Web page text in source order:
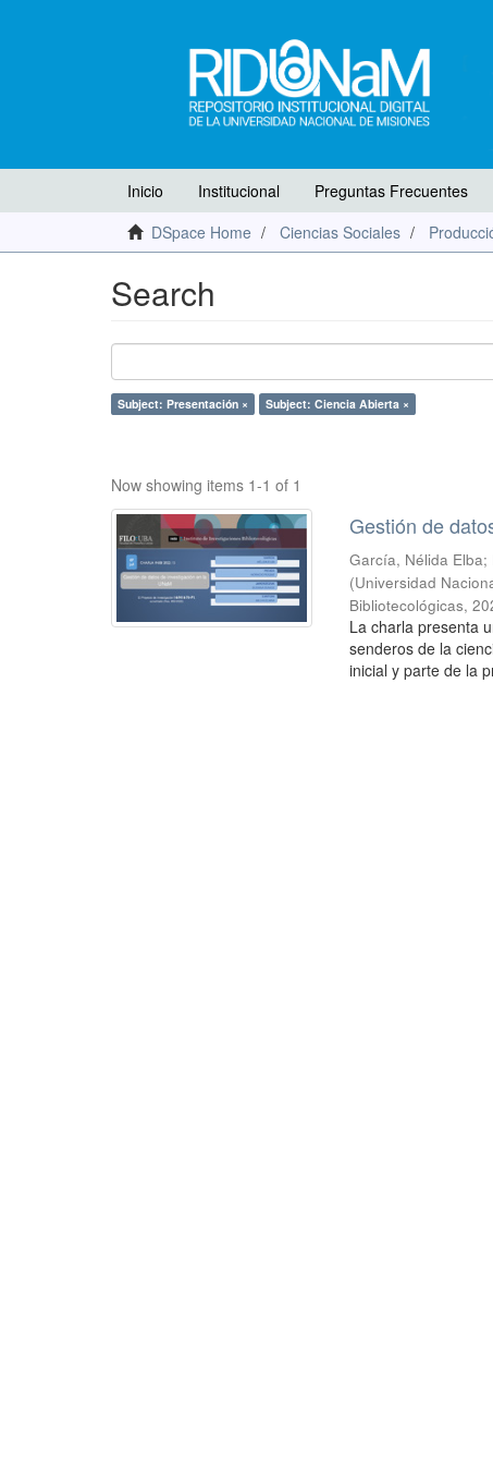
Inicio Institucional Preguntas Frecuentes
DSpace Home
Ciencias Sociales
Search
Subject: Presentación × Subject: Ciencia Abierta ×
Now showing items 1-1 of 1
Gestión de
García, Nélida
(Universidad
Bibliotecológicas,
La charla presenta
senderos de la
inicial y parte de la